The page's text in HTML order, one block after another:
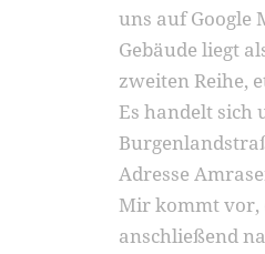
uns auf Google
Gebäude liegt
zweiten Reihe,
Es handelt sich
Adresse
Mir kommt vor,
anschließend